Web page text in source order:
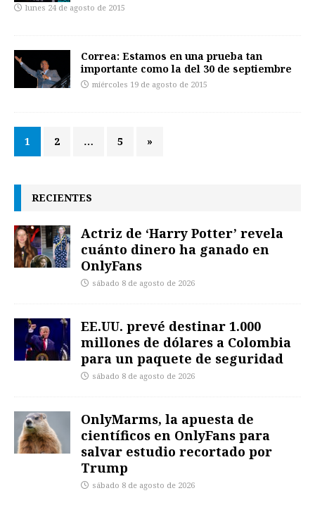
lunes 24 de agosto de 2015
Correa: Estamos en una prueba tan
importante como la del 30 de septiembre
miércoles 19 de agosto de 2015
1 2 … 5 »
RECIENTES
Actriz de ‘Harry Potter’ revela
cuánto dinero ha ganado en
OnlyFans
sábado 8 de agosto de 2026
EE.UU. prevé destinar 1.000
millones de dólares a Colombia
para un paquete de seguridad
sábado 8 de agosto de 2026
OnlyMarms, la apuesta de
científicos en OnlyFans para
salvar estudio recortado por
Trump
sábado 8 de agosto de 2026